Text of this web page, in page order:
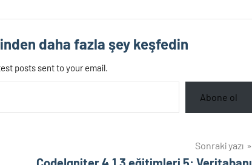
daha fazla şey keşfedin
posts sent to your email.
Abone ol
Sonraki yazı